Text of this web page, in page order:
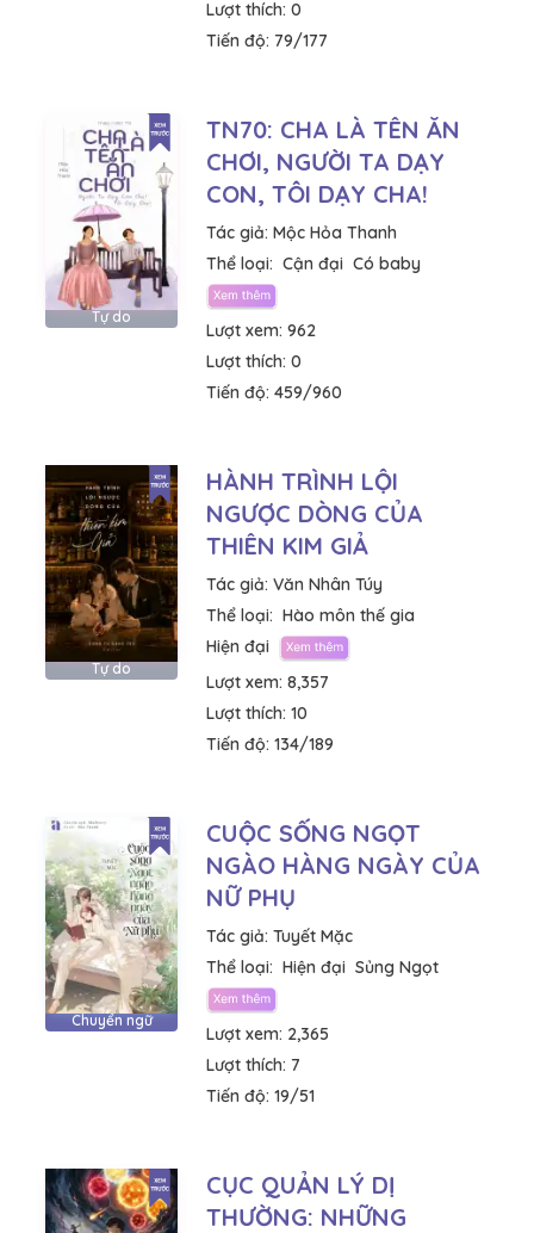
Lượt thích: 0
Tiến độ: 79/177
Tự do
TN70: CHA LÀ TÊN ĂN
CHƠI, NGƯỜI TA DẠY
CON, TÔI DẠY CHA!
Tác giả: Mộc Hỏa Thanh
Thể loại: Cận đại Có baby
Lượt xem: 962
Lượt thích: 0
Tiến độ: 459/960
Tự do
HÀNH TRÌNH LỘI
NGƯỢC DÒNG CỦA
THIÊN KIM GIẢ
Tác giả: Văn Nhân Túy
Thể loại: Hào môn thế gia
Hiện đại
Lượt xem: 8,357
Lượt thích: 10
Tiến độ: 134/189
Chuyển ngữ
CUỘC SỐNG NGỌT
NGÀO HÀNG NGÀY CỦA
NỮ PHỤ
Tác giả: Tuyết Mặc
Thể loại: Hiện đại Sủng Ngọt
Lượt xem: 2,365
Lượt thích: 7
Tiến độ: 19/51
CỤC QUẢN LÝ DỊ
THƯỜNG: NHỮNG